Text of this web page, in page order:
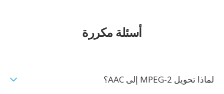
أسئلة مكررة
لماذا تحويل MPEG-2 إلى AAC؟